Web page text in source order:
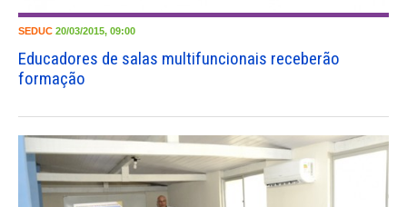
SEDUC 20/03/2015, 09:00
Educadores de salas multifuncionais receberão
formação